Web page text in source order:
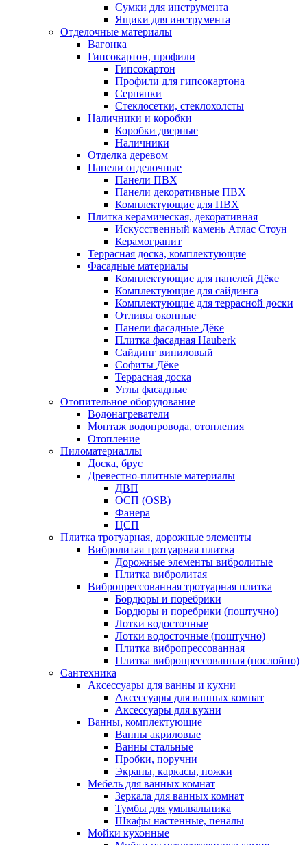
Сумки для инструмента
Ящики для инструмента
Отделочные материалы
Вагонка
Гипсокартон, профили
Гипсокартон
Профили для гипсокартона
Серпянки
Стеклосетки, стеклохолсты
Наличники и коробки
Коробки дверные
Наличники
Отделка деревом
Панели отделочные
Панели ПВХ
Панели декоративные ПВХ
Комплектующие для ПВХ
Плитка керамическая, декоративная
Искусственный камень Атлас Стоун
Керамогранит
Террасная доска, комплектующие
Фасадные материалы
Комплектующие для панелей Дёке
Комплектующие для сайдинга
Комплектующие для террасной доски
Отливы оконные
Панели фасадные Дёке
Плитка фасадная Hauberk
Сайдинг виниловый
Софиты Дёке
Террасная доска
Углы фасадные
Отопительное оборудование
Водонагреватели
Монтаж водопровода, отопления
Отопление
Пиломатериаллы
Доска, брус
Древестно-плитные материалы
ДВП
ОСП (OSB)
Фанера
ЦСП
Плитка тротуарная, дорожные элементы
Вибролитая тротуарная плитка
Дорожные элементы вибролитые
Плитка вибролитая
Вибропрессованная тротуарная плитка
Бордюры и поребрики
Бордюры и поребрики (поштучно)
Лотки водосточные
Лотки водосточные (поштучно)
Плитка вибропрессованная
Плитка вибропрессованная (послойно)
Сантехника
Аксессуары для ванны и кухни
Аксессуары для ванных комнат
Аксессуары для кухни
Ванны, комплектующие
Ванны акриловые
Ванны стальные
Пробки, поручни
Экраны, каркасы, ножки
Мебель для ванных комнат
Зеркала для ванных комнат
Тумбы для умывальника
Шкафы настенные, пеналы
Мойки кухонные